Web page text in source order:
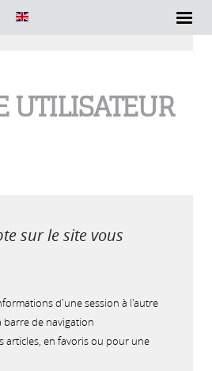
UTILISATEUR
sur le site vous
d'une session à l'autre
barre de navigation
articles, en favoris ou pour une